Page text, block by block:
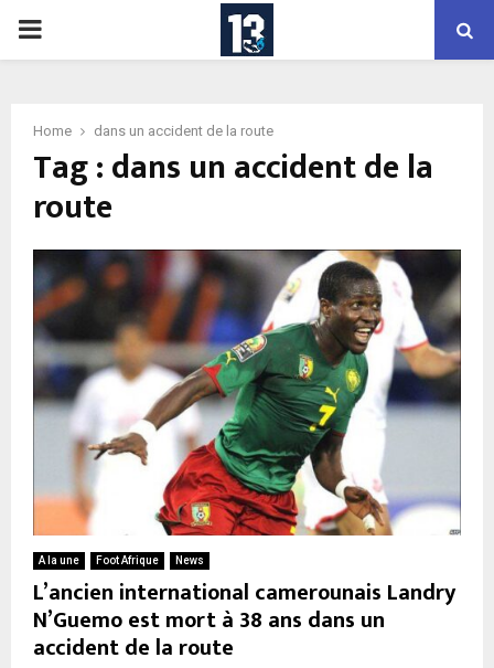
PRIMARY
Home dans un accident de la route
Tag : dans un accident de la
route
A la une Foot Afrique News
L’ancien international camerounais Landry
N’Guemo est mort à 38 ans dans un
accident de la route